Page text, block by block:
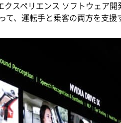
クスペリエンス ソフトウェア
、運転手と乗客の両方を支援